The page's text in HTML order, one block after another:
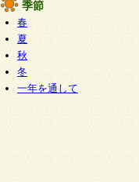
季節
春
夏
秋
冬
一年を通して